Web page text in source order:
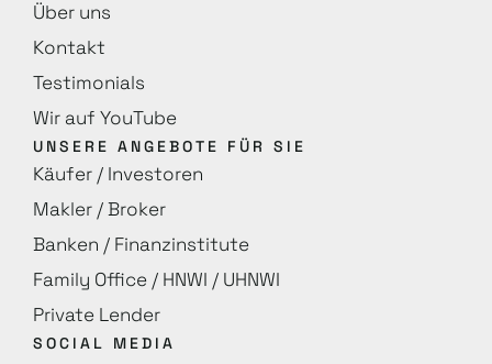
Über uns
Kontakt
Testimonials
Wir auf YouTube
UNSERE ANGEBOTE FÜR SIE
Käufer / Investoren
Makler / Broker
Banken / Finanzinstitute
Family Office / HNWI / UHNWI
Private Lender
SOCIAL MEDIA